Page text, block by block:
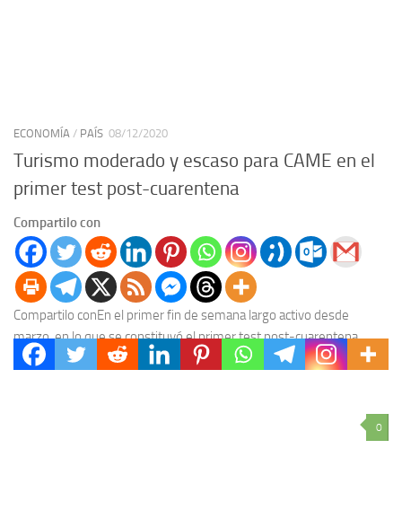
ECONOMÍA / PAÍS 08/12/2020
Turismo moderado y escaso para CAME en el
primer test post-cuarentena
Compartilo con
Compartilo conEn el primer fin de semana largo activo desde
marzo, en lo que se constituyó el primer test post-cuarentena,
530.000 turistas y 700 mil...
0